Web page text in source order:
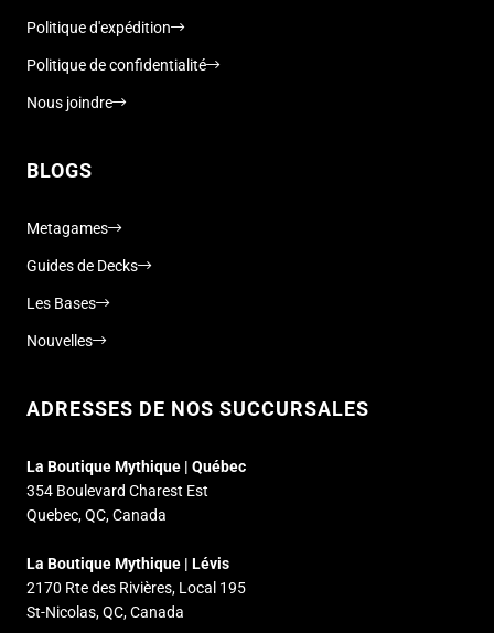
Politique d'expédition
Politique de confidentialité
Nous joindre
BLOGS
Metagames
Guides de Decks
Les Bases
Nouvelles
ADRESSES DE NOS SUCCURSALES
La Boutique Mythique | Québec
354 Boulevard Charest Est
Quebec, QC, Canada
La Boutique Mythique | Lévis
2170 Rte des Rivières, Local 195
St-Nicolas, QC, Canada